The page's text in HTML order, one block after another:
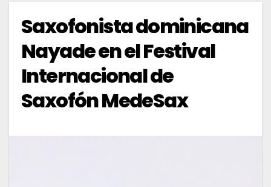
Saxofonista dominicana
Nayade en el Festival
Internacional de
Saxofón MedeSax